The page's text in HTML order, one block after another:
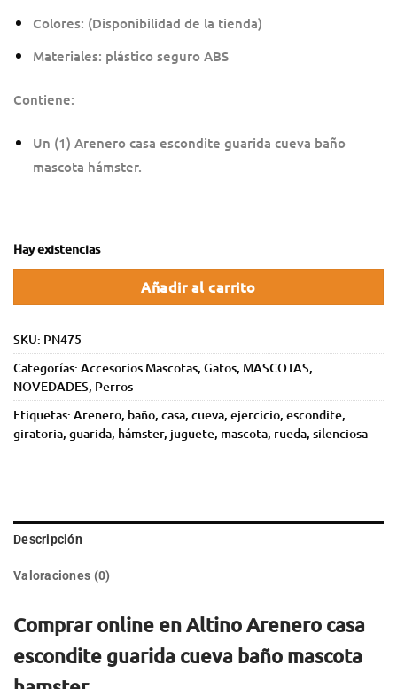
Colores: (Disponibilidad de la tienda)
Materiales: plástico seguro ABS
Contiene:
Un (1) Arenero casa escondite guarida cueva baño
mascota hámster.
Hay existencias
Añadir al carrito
SKU: PN475
Categorías: Accesorios Mascotas, Gatos, MASCOTAS,
NOVEDADES, Perros
Etiquetas: Arenero, baño, casa, cueva, ejercicio, escondite,
giratoria, guarida, hámster, juguete, mascota, rueda, silenciosa
Descripción
Valoraciones (0)
Comprar online en Altino Arenero casa
escondite guarida cueva baño mascota